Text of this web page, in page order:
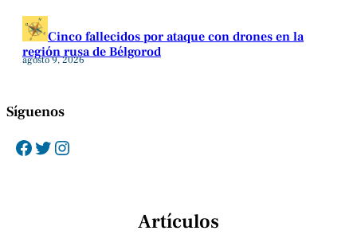
Cinco fallecidos por ataque con drones en la
región rusa de Bélgorod
agosto 9, 2026
Síguenos
Facebook Twitter Instagram
Artículos